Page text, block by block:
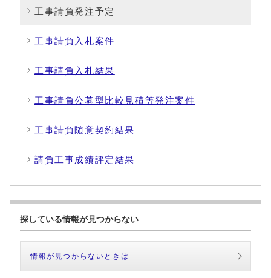
工事請負発注予定
工事請負入札案件
工事請負入札結果
工事請負公募型比較見積等発注案件
工事請負随意契約結果
請負工事成績評定結果
探している情報が見つからない
情報が見つからないときは